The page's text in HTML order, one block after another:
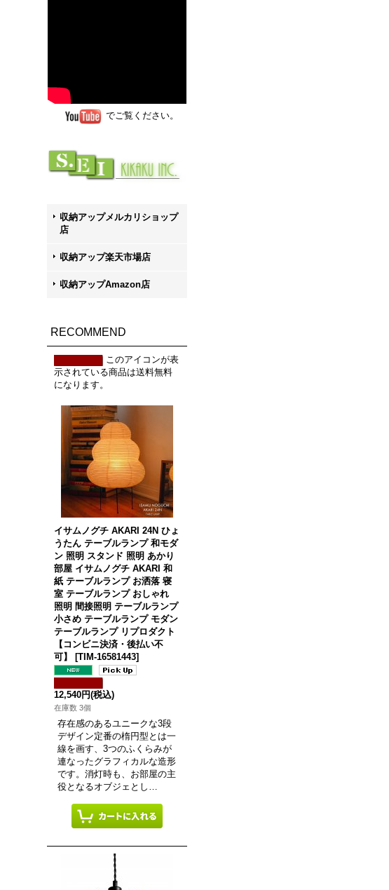
でご覧ください。
収納アップメルカリショップ
店
収納アップ楽天市場店
収納アップAmazon店
RECOMMEND
このアイコンが表
示されている商品は送料無料
になります。
イサムノグチ AKARI 24N ひょ
うたん テーブルランプ 和モダ
ン 照明 スタンド 照明 あかり
部屋 イサムノグチ AKARI 和
紙 テーブルランプ お洒落 寝
室 テーブルランプ おしゃれ
照明 間接照明 テーブルランプ
小さめ テーブルランプ モダン
テーブルランプ リプロダクト
【コンビニ決済・後払い不
可】
[TIM-16581443]
12,540円(税込)
在庫数 3個
存在感のあるユニークな3段
デザイン定番の楕円型とは一
線を画す、3つのふくらみが
連なったグラフィカルな造形
です。消灯時も、お部屋の主
役となるオブジェとし…